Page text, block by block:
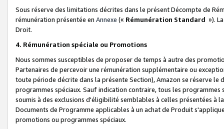
Sous réserve des limitations décrites dans le présent Décompte de
rémunération présentée en Annexe (« Rémunération Standard »).
Droit.
4. Rémunération spéciale ou Promotions
Nous sommes susceptibles de proposer de temps à autre des
Partenaires de percevoir une rémunération supplémentaire ou
toute période décrite dans la présente Section), Amazon se réserve
programmes spéciaux. Sauf indication contraire, tous les
soumis à des exclusions d'éligibilité semblables à celles présentées à
Documents de Programme applicables à un achat de Produit
promotions ou programmes spéciaux.